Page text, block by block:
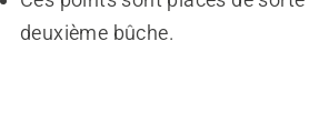
deuxième bûche.